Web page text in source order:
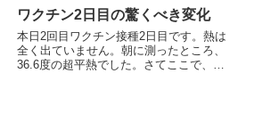
しくなくて、急いで映画の予...
ワクチン2日目の驚くべき変化
本日2回目ワクチン接種2日目です。熱は
全く出ていません。朝に測ったところ、
36.6度の超平熱でした。さてここで、驚